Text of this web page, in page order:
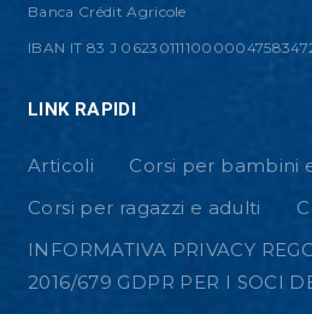
Banca Crédit Agricole
IBAN IT 83 J
LINK RAPIDI
Articoli
Corsi per bambini
Corsi per ragazzi e adulti
INFORMATIVA PRIVACY
2016/679 GDPR PER I SOCI